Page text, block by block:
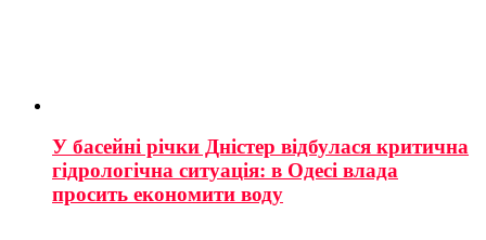
У басейні річки Дністер відбулася критична
гідрологічна ситуація: в Одесі влада
просить економити воду